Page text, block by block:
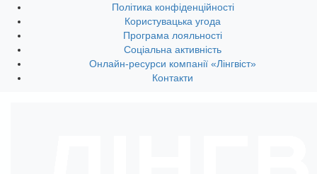
Політика конфіденційності
Користувацька угода
Програма лояльності
Соціальна активність
Онлайн-ресурси компанії «Лінгвіст»
Контакти